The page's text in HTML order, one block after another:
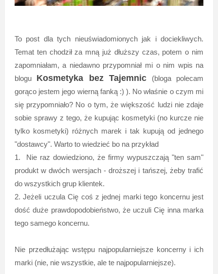
To post dla tych nieuświadomionych jak i dociekliwych.
Temat ten chodził za mną już dłuższy czas, potem o nim
zapomniałam, a niedawno przypomniał mi o nim wpis na
blogu Kosmetyka bez Tajemnic (bloga polecam
gorąco jestem jego wierną fanką :) ). No właśnie o czym mi
się przypomniało? No o tym, że większość ludzi nie zdaje
sobie sprawy z tego, że kupując kosmetyki (no kurcze nie
tylko kosmetyki) różnych marek i tak kupują od jednego
"dostawcy". Warto to wiedzieć bo na przykład
1. Nie raz dowiedziono, że firmy wypuszczają "ten sam"
produkt w dwóch wersjach - droższej i tańszej, żeby trafić
do wszystkich grup klientek.
2. Jeżeli uczula Cię coś z jednej marki tego koncernu jest
dość duże prawdopodobieństwo, że uczuli Cię inna marka
tego samego koncernu.
Nie przedłużając wstępu najpopularniejsze koncerny i ich
marki (nie, nie wszystkie, ale te najpopularniejsze).